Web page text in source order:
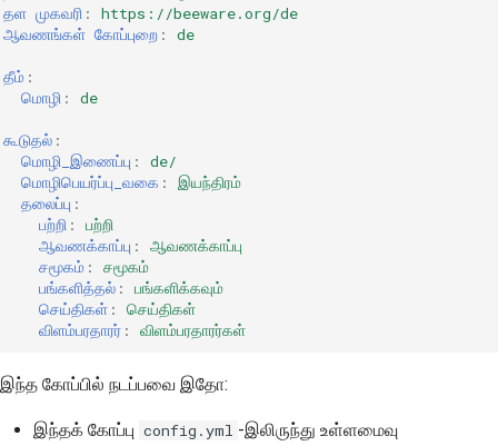
தள முகவரி :
https://beeware.org/de
ஆவணங்கள் கோப்புறை : de
தீம் :
மொழி : de
கூடுதல் :
மொழி_இணைப்பு :
de/
மொழிபெயர்ப்பு_வகை :
இயந்திரம்
தலைப்பு :
பற்றி :
பற்றி
ஆவணக்காப்பு :
ஆவணக்காப்பு
சமூகம் :
சமூகம்
பங்களித்தல் :
பங்களிக்கவும்
செய்திகள் :
செய்திகள்
விளம்பரதாரர் : விளம்பரதாரர்கள்
இந்த கோப்பில் நடப்பவை இதோ:
இந்தக் கோப்பு config.yml -இலிருந்து உள்ளமைவு